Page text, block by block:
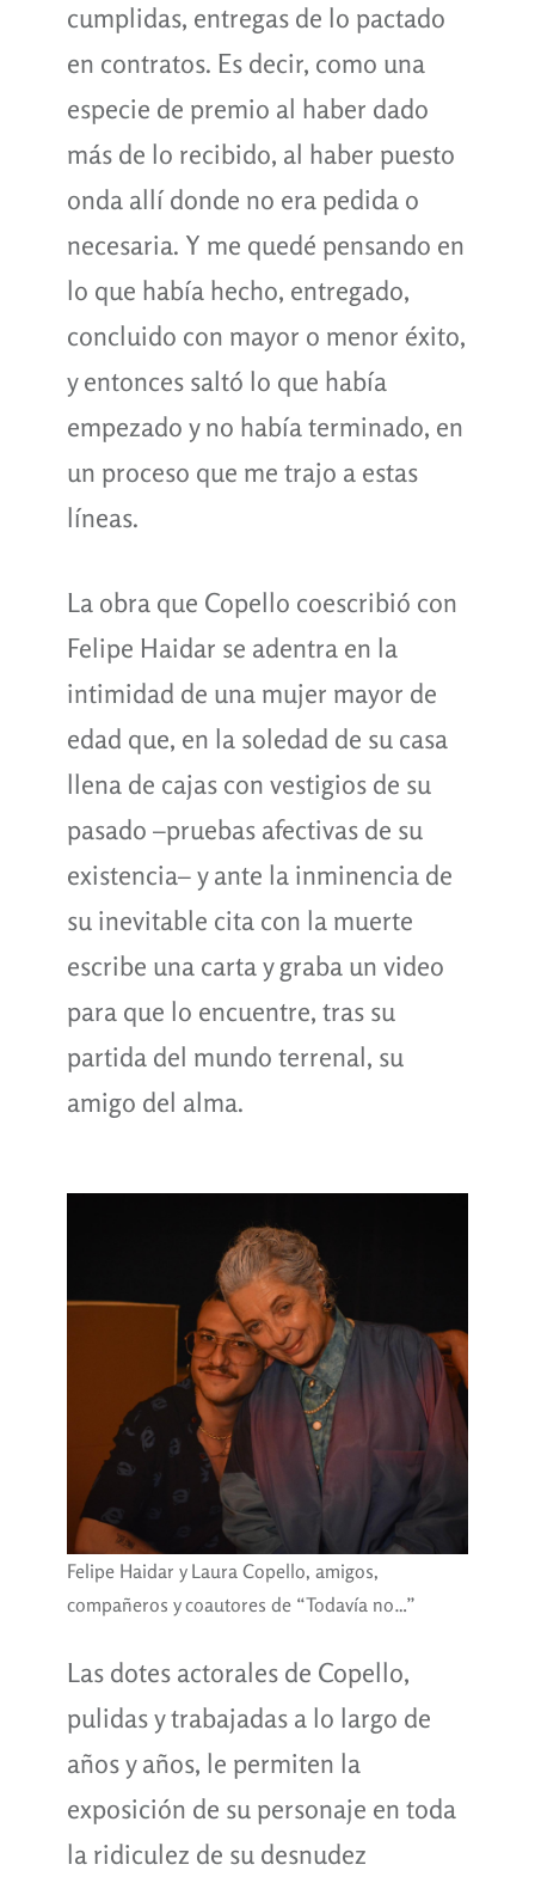
cumplidas, entregas de lo pactado
en contratos. Es decir, como una
especie de premio al haber dado
más de lo recibido, al haber puesto
onda allí donde no era pedida o
necesaria. Y me quedé pensando en
lo que había hecho, entregado,
concluido con mayor o menor éxito,
y entonces saltó lo que había
empezado y no había terminado, en
un proceso que me trajo a estas
líneas.
La obra que Copello coescribió con
Felipe Haidar se adentra en la
intimidad de una mujer mayor de
edad que, en la soledad de su casa
llena de cajas con vestigios de su
pasado –pruebas afectivas de su
existencia– y ante la inminencia de
su inevitable cita con la muerte
escribe una carta y graba un video
para que lo encuentre, tras su
partida del mundo terrenal, su
amigo del alma.
Felipe Haidar y Laura Copello, amigos,
compañeros y coautores de “Todavía no…”
Las dotes actorales de Copello,
pulidas y trabajadas a lo largo de
años y años, le permiten la
exposición de su personaje en toda
la ridiculez de su desnudez